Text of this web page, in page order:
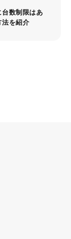
数制限はあ
法を紹介